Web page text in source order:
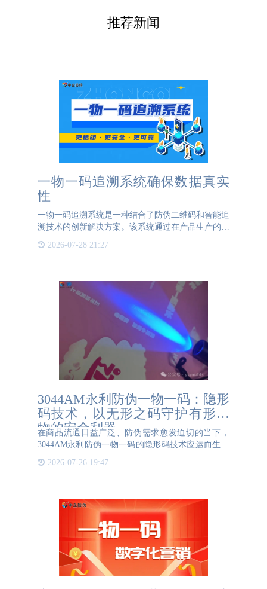
推荐新闻
一物一码追溯系统确保数据真实
性
一物一码追溯系统是一种结合了防伪二维码和智能追
溯技术的创新解决方案。该系统通过在产品生产的每
等详细信息上传至云端，无需人工干预，也无法手动
2026-07-28 21:27
3044AM永利防伪一物一码：隐形
码技术，以无形之码守护有形之
物的安全利器
在商品流通日益广泛、防伪需求愈发迫切的当下，
3044AM永利防伪一物一码的隐形码技术应运而生。
宛如一位隐形的安全卫士，为各类有形之物保驾护
航。 隐形码技术，以微米级点阵为单位，在极小的
2026-07-26 19:47